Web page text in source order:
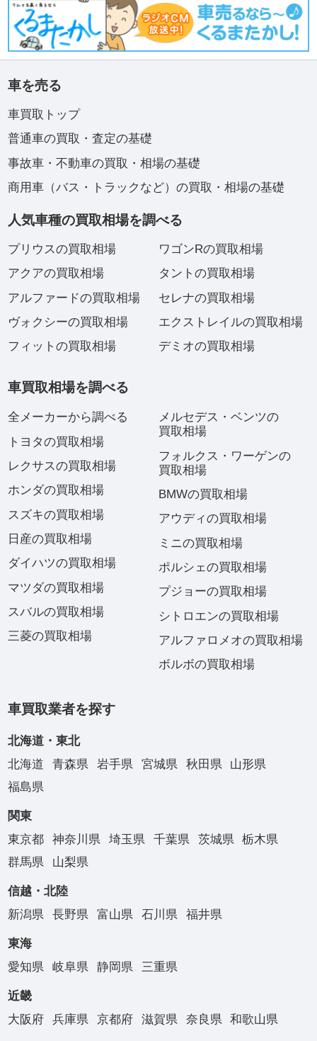
車を売る
車買取トップ
普通車の買取・査定の基礎
事故車・不動車の買取・相場の基礎
商用車（バス・トラックなど）の買取・相場の基礎
人気車種の買取相場を調べる
プリウスの買取相場
アクアの買取相場
アルファードの買取相場
ヴォクシーの買取相場
フィットの買取相場
ワゴンRの買取相場
タントの買取相場
セレナの買取相場
エクストレイルの買取相場
デミオの買取相場
車買取相場を調べる
全メーカーから調べる
トヨタの買取相場
レクサスの買取相場
ホンダの買取相場
スズキの買取相場
日産の買取相場
ダイハツの買取相場
マツダの買取相場
スバルの買取相場
三菱の買取相場
メルセデス・ベンツの
買取相場
フォルクス・ワーゲンの
買取相場
BMWの買取相場
アウディの買取相場
ミニの買取相場
ポルシェの買取相場
プジョーの買取相場
シトロエンの買取相場
アルファロメオの買取相場
ボルボの買取相場
車買取業者を探す
北海道・東北
北海道
青森県 岩手県 宮城県 秋田県
山形県
福島県
関東
東京都
神奈川県 埼玉県 千葉県 茨城県
栃木県
群馬県
山梨県
信越・北陸
新潟県
長野県 富山県 石川県 福井県
東海
愛知県
岐阜県 静岡県 三重県
近畿
大阪府
兵庫県 京都府 滋賀県 奈良県 和歌山県